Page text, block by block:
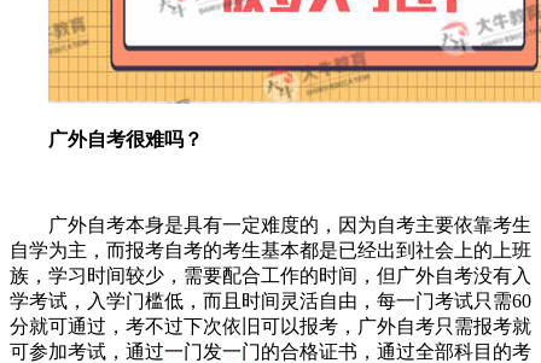
广外自考很难吗？
广外自考本身是具有一定难度的，因为自考主要依靠考生
自学为主，而报考自考的考生基本都是已经出到社会上的上班
族，学习时间较少，需要配合工作的时间，但广外自考没有入
学考试，入学门槛低，而且时间灵活自由，每一门考试只需60
分就可通过，考不过下次依旧可以报考，广外自考只需报考就
可参加考试，通过一门发一门的合格证书，通过全部科目的考